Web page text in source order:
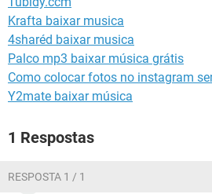
GUIA DE COMPRAS
Krafta baixar musica
4sharéd baixar musica
Palco mp3 baixar música grátis
Como colocar fotos no instagram
Y2mate baixar música
1 Respostas
RESPOSTA 1 / 1